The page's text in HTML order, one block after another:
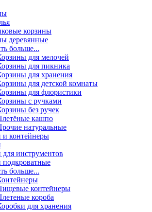
корзины
деревянные
больше...
для мелочей
для пикника
для хранения
для детской комнаты
для флористики
с ручками
без ручек
кашпо
натуральные
контейнеры
инструментов
больше...
контейнеры
короба
для хранения